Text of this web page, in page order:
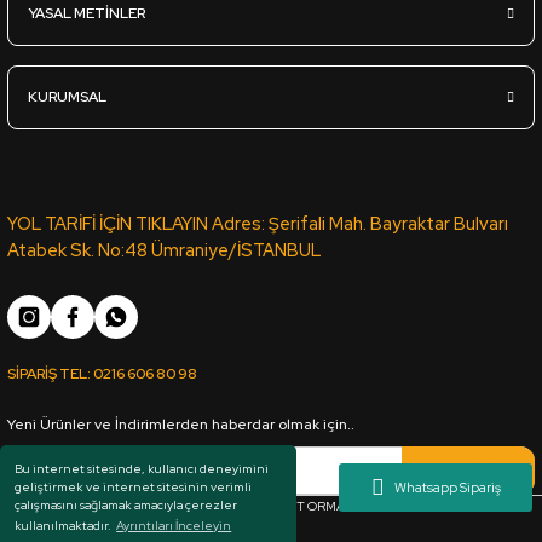
Bu internet sitesinde, kullanıcı deneyimini
geliştirmek ve internet sitesinin verimli
çalışmasını sağlamak amacıyla çerezler
kullanılmaktadır. Ayrıntıları İnceleyin
4.360,00TL
18mm*1830*3660mm Ham MDF - ÇAMSAN ORDU
3.155,00
YASAL METİNLER
KURUMSAL
YOL TARİFİ İÇİN TIKLAYIN Adres: Şerifali Mah. Bayraktar Bulvarı
Atabek Sk. No:48 Ümraniye/İSTANBUL
SİPARİŞ TEL:0216 606 80 98
Yeni Ürünler ve İndirimlerden haberdar olmak için..
Kaydol
Her hakkı saklıdır. Copyright © 1983 - 2025 ARKUT ORMAN ÜRÜNLERİ SAN. VE TİC. LTD.